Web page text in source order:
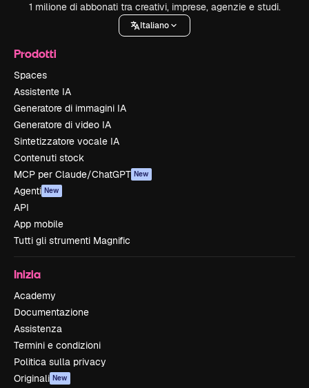
1 milione di abbonati tra creativi, imprese, agenzie e studi.
Italiano
Prodotti
Spaces
Assistente IA
Generatore di immagini IA
Generatore di video IA
Sintetizzatore vocale IA
Contenuti stock
MCP per Claude/ChatGPT New
Agenti New
API
App mobile
Tutti gli strumenti Magnific
Inizia
Academy
Documentazione
Assistenza
Termini e condizioni
Politica sulla privacy
Originali New